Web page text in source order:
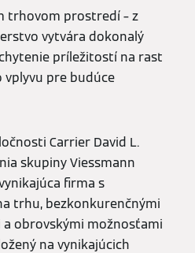
trhovom prostredí – z
vytvára dokonalý
príležitostí na rast
vplyvu pre budúce
Carrier David L.
skupiny Viessmann
firma s
trhu, bezkonkurenčnými
obrovskými možnosťami
na vynikajúcich